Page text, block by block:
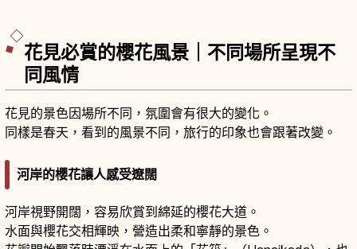
花見必賞的櫻花風景｜不同場所呈現不
同風情
花見的景色因場所不同，氛圍會有很大的變化。
同樣是春天，看到的風景不同，旅行的印象也會跟著改變。
河岸的櫻花讓人感受遼闊
河岸視野開闊，容易欣賞到綿延的櫻花大道。
水面與櫻花交相輝映，營造出柔和寧靜的景色。